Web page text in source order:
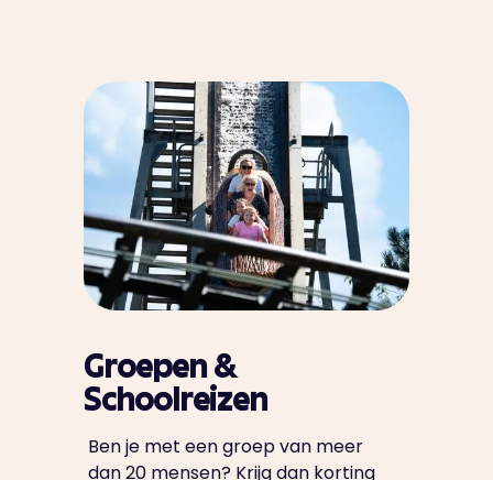
Groepen &
Schoolreizen
Ben je met een groep van meer
dan 20 mensen? Krijg dan korting